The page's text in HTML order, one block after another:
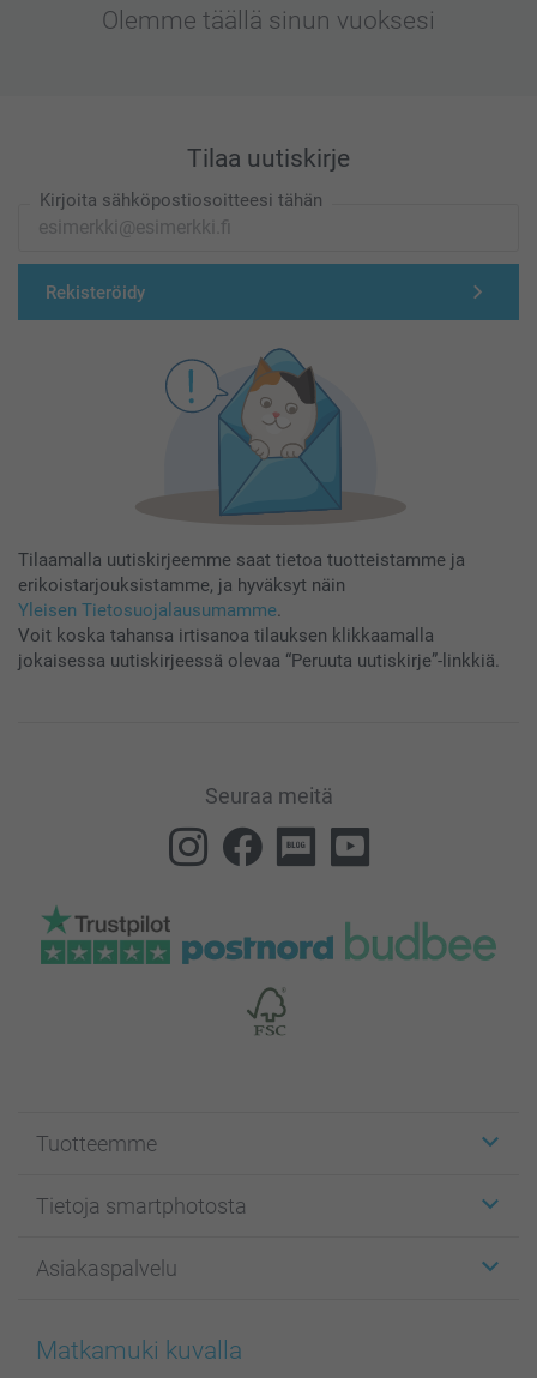
Olemme täällä sinun vuoksesi
Tilaa uutiskirje
Kirjoita sähköpostiosoitteesi tähän
Rekisteröidy
Tilaamalla uutiskirjeemme saat tietoa tuotteistamme ja
erikoistarjouksistamme, ja hyväksyt näin
Yleisen Tietosuojalausumamme.
Voit koska tahansa irtisanoa tilauksen klikkaamalla
jokaisessa uutiskirjeessä olevaa “Peruuta uutiskirje”-linkkiä.
Seuraa meitä
Tuotteemme
Kuvakortit
Kuvakirjat
Valokuvat, Julisteet & Taskukirjat
Tietoja smartphotosta
Affiliate ohjelma
Evästekäytäntö
Asiakaspalvelu
100% tyytyväisyystakuu
Matkamuki kuvalla